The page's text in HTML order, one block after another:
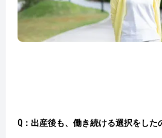
Q：出産後も、働き続ける選択をした